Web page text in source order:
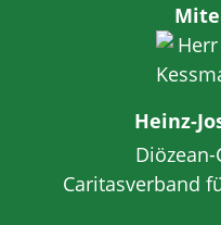
Heinz-
Caritasverband